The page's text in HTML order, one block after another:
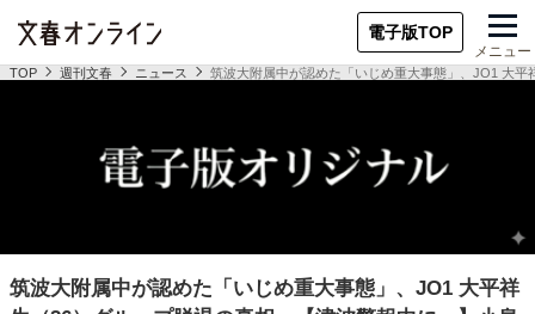
電子版TOP
メニュー
TOP 週刊文春 ニュース 筑波大附属中が認めた「いじめ重大事態」、JO1 大
筑波大附属中が認めた「いじめ重大事態」、JO1 大平祥